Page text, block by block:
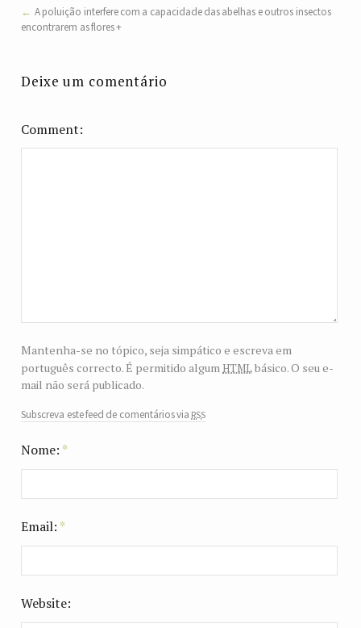
A poluição interfere com a capacidade das abelhas e outros insectos
encontrarem as flores +
Deixe um comentário
Comment
Mantenha-se no tópico, seja simpático e escreva em
português correcto. É permitido algum htmlbásico. O seu e-
mail não será publicado.
Subscreva este feed de comentários via rss
Nome: *
Email: *
Website: